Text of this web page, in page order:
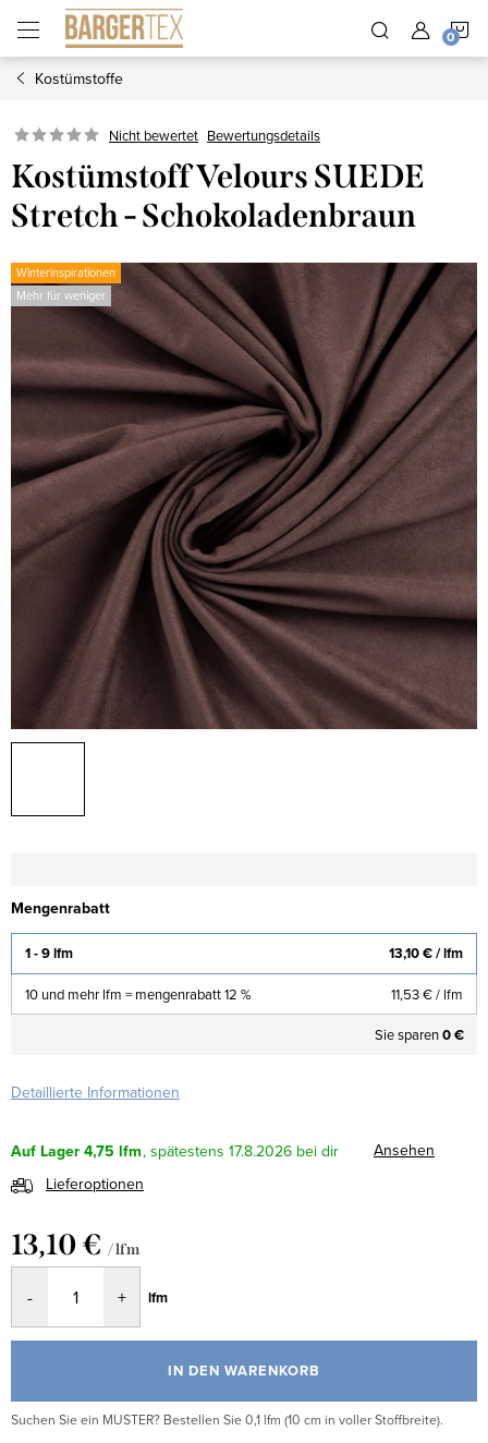
Inhalt
springen
Kostümstoffe
Nicht bewertet Bewertungsdetails
Kostümstoff Velours SUEDE
Stretch - Schokoladenbraun
Winterinspirationen
Mehr für weniger
Mengenrabatt
1 - 9 lfm 13,10 €/ lfm
10 und mehr lfm = mengenrabatt 12 % 11,53 €/ lfm
Sie sparen0 €
Detaillierte Informationen
Auf Lager4,75 lfm 17.8.2026
Ansehen
Lieferoptionen
13,10 € / lfm
lfm
IN DEN WARENKORB
Suchen Sie ein MUSTER? Bestellen Sie 0,1 lfm (10 cm in voller Stoffbreite).